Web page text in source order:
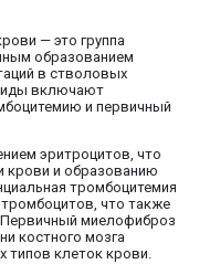
— это группа
образованием
в стволовых
включают
и первичный
эритроцитов, что
крови и образованию
тромбоцитемия
что также
миелофиброз
костного мозга
типов клеток крови.